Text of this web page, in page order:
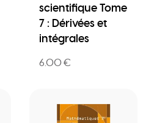
scientifique Tome
7 : Dérivées et
intégrales
6.00 €